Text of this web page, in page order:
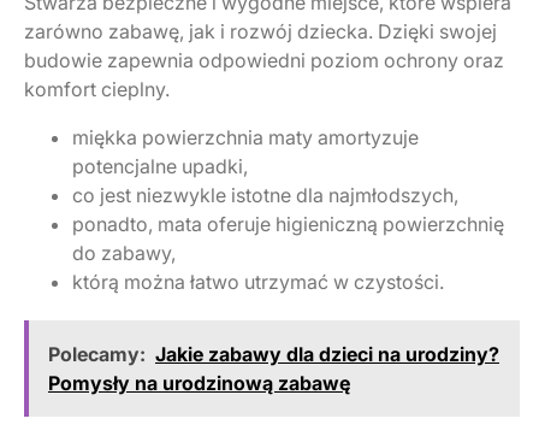
zarówno zabawę, jak i rozwój dziecka. Dzięki swojej
budowie zapewnia odpowiedni poziom ochrony oraz
komfort cieplny.
miękka powierzchnia maty amortyzuje
potencjalne upadki,
co jest niezwykle istotne dla najmłodszych,
ponadto, mata oferuje higieniczną powierzchnię
do zabawy,
którą można łatwo utrzymać w czystości.
Polecamy: Jakie zabawy dla dzieci na urodziny?
Pomysły na urodzinową zabawę